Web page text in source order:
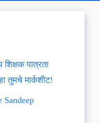
पात्रता
तुमचे मार्कशीट!
Sandeep